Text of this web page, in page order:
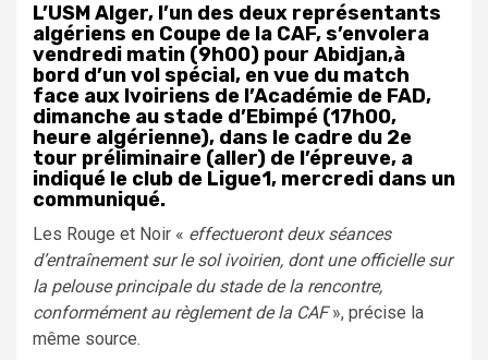
L’USM Alger, l’un des deux représentants
algériens en Coupe de la CAF, s’envolera
vendredi matin (9h00) pour Abidjan,à
bord d’un vol spécial, en vue du match
face aux Ivoiriens de l’Académie de FAD,
dimanche au stade d’Ebimpé (17h00,
heure algérienne), dans le cadre du 2e
tour préliminaire (aller) de l’épreuve, a
indiqué le club de Ligue1, mercredi dans un
communiqué.
Les Rouge et Noir « effectueront deux séances
d’entraînement sur le sol ivoirien, dont une officielle sur
la pelouse principale du stade de la rencontre,
conformément au règlement de la CAF», précise la
même source.